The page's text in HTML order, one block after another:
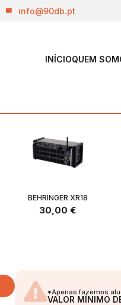
info@90db.pt
INÍCIOQUEM
BEHRINGER XR18
30,00€
*Apenas fazemos
VALOR MÍNIMO